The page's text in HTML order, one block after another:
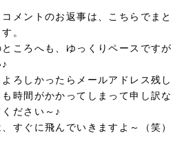
メントのお返事は、こちらでまと
。
ころへも、ゆっくりペースですが
ろしかったらメールアドレス残し
時間がかかってしまって申し訳な
ださい～♪
すぐに飛んでいきますよ～（笑）